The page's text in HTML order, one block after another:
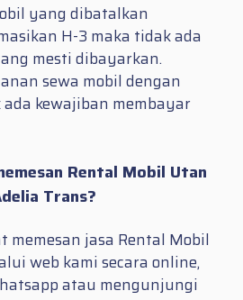
yang dibatalkan
H-3 maka tidak ada
mesti dibayarkan.
sewa mobil dengan
kewajiban membayar
Rental Mobil Utan
Trans?
memesan jasa Rental Mobil
web kami secara online,
atau mengunjungi